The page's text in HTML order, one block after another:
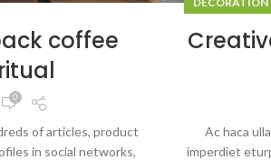
coffee
0
of articles, product
in social networks,
Ac haca
imperdiet